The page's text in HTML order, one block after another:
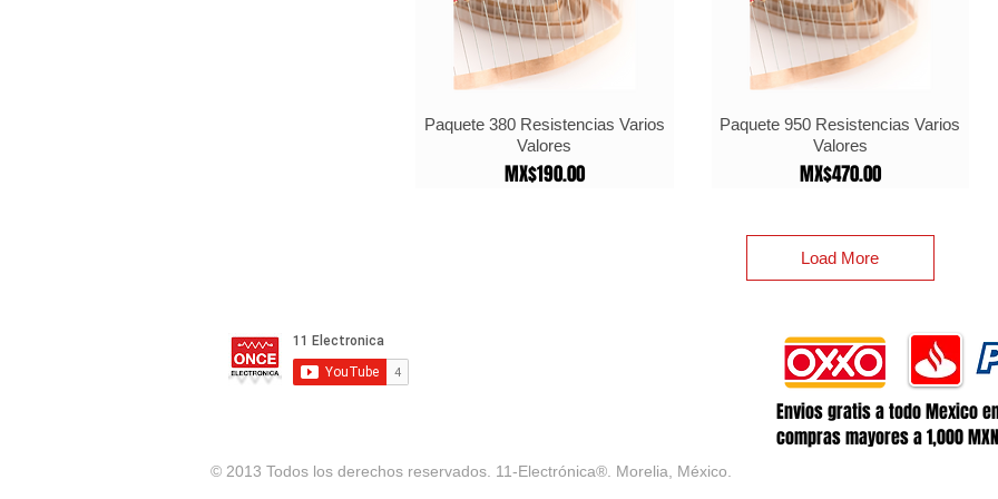
Paquete 380 Resistencias Varios
Valores
Price
MX$190.00
Paquete 950 Resistencias Varios
Valores
Price
MX$470.00
Load More
© 2013 Todos los derechos reservados. 11-Electrónica®. Morelia, México.
Envios gratis a todo Mexico
compras mayores a 1,000 MXN